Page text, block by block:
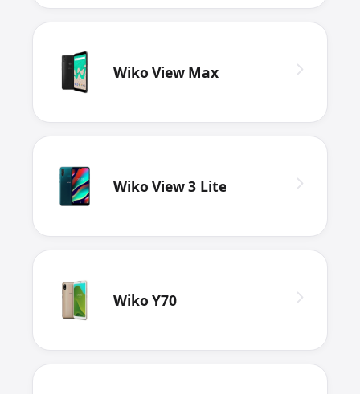
Wiko View Max
Wiko View 3 Lite
Wiko Y70